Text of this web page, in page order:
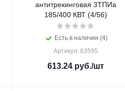
антитрекинговая 3ТПИа
185/400 КВТ (4/56)
Есть в наличии (4)
Артикул: 83595
613.24 руб./шт